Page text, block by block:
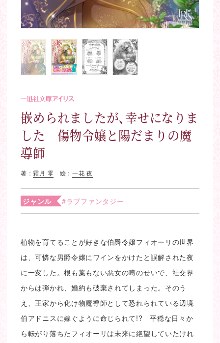
嵌められましたが、幸せになりま
した 傷物令嬢と陽だまりの魔
導師
著：霜月 零 絵：一花 夜
ジャンル #ラブファンタジー
植物を育てることが好きな伯爵令嬢フィオーリの世界
は、可憐な男爵令嬢にワインをかけたと誤解された夜
に一変した。根も葉もない悪女の噂のせいで、社交界
からは弾かれ、婚約も破棄されてしまった。そのう
え、王家から化け物魔導師として恐れられている辺境
伯アドニスに嫁ぐように命じられて!? 平穏な日々か
ら転がり落ちたフィオーリは未来に絶望していたけれ